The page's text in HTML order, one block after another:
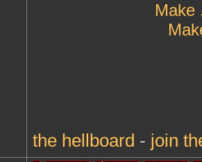
Make
the hellboard - join